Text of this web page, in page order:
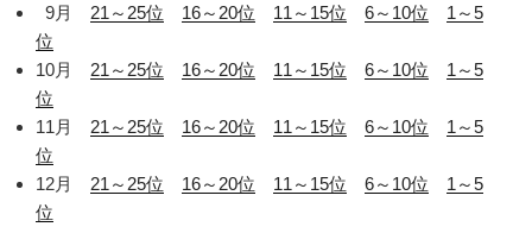
9月 21～25位 16～20位 11～15位 6～10位
1～5
位
10月 21～25位 16～20位 11～15位 6～10位
1～5
位
11月 21～25位 16～20位 11～15位 6～10位
1～5
位
12月 21～25位 16～20位 11～15位 6～10位
1～5
位